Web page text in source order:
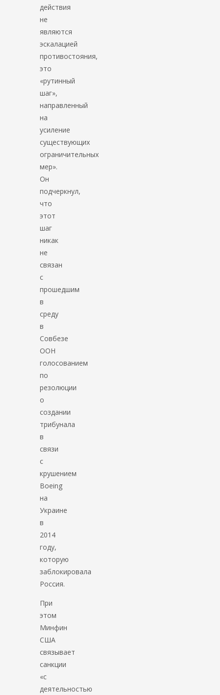
действия
не
являются
эскалацией
противостояния,
это
«рутинный
шаг»,
направленный
на
усиление
существующих
ограничительных
мер».
Он
подчеркнул,
что
этот
шаг
никак
не
связан
с
прошедшим
в
среду
в
Совбезе
ООН
голосованием
по
резолюции
о
создании
трибунала
в
связи
с
крушением
Boeing
на
Украине
в
2014
году,
которую
заблокировала
Россия.
При
этом
Минфин
США
связывает
санкции
«с
деятельностью